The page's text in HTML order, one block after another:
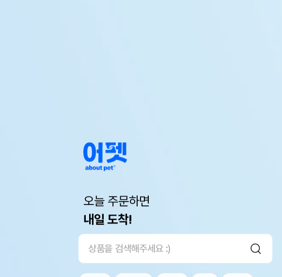
오늘 주문하면
내일 도착!